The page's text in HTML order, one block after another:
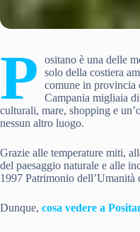
P
ositano è una delle
solo della costiera
comune in provincia
Campania migliaia
culturali, mare, shopping e
nessun altro luogo.
Grazie alle temperature miti,
del paesaggio naturale e alle
1997 Patrimonio dell’Umanità
Dunque, cosa vedere a